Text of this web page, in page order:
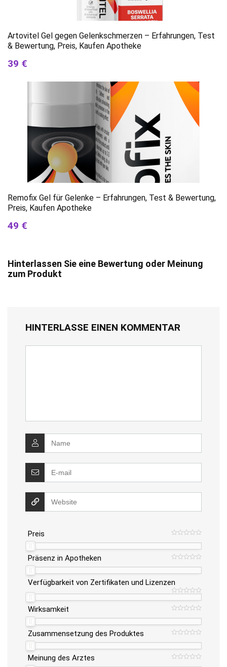
Artovitel Gel gegen Gelenkschmerzen – Erfahrungen, Test
& Bewertung, Preis, Kaufen Apotheke
39 €
Remofix Gel für Gelenke – Erfahrungen, Test & Bewertung,
Preis, Kaufen Apotheke
49 €
Hinterlassen Sie eine Bewertung oder Meinung
zum Produkt
HINTERLASSE EINEN KOMMENTAR
Preis
Präsenz in Apotheken
Verfügbarkeit von Zertifikaten und Lizenzen
Wirksamkeit
Zusammensetzung des Produktes
Meinung des Arztes